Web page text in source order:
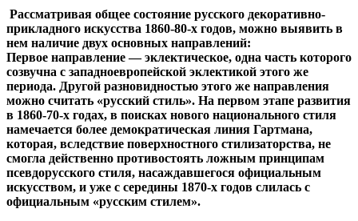
Рассматривая общее состояние русского декоративно-
прикладного искусства 1860-80-х годов, можно выявить в
нем наличие двух основных направлений:
Первое направление — эклектическое, одна часть которого
созвучна с западноевропейской эклектикой этого же
периода. Другой разновидностью этого же направления
можно считать «русский стиль». На первом этапе развития
в 1860-70-х годах, в поисках нового национального стиля
намечается более демократическая линия Гартмана,
которая, вследствие поверхностного стилизаторства, не
смогла действенно противостоять ложным принципам
псевдорусского стиля, насаждавшегося официальным
искусством, и уже с середины 1870-х годов слилась с
официальным «русским стилем».